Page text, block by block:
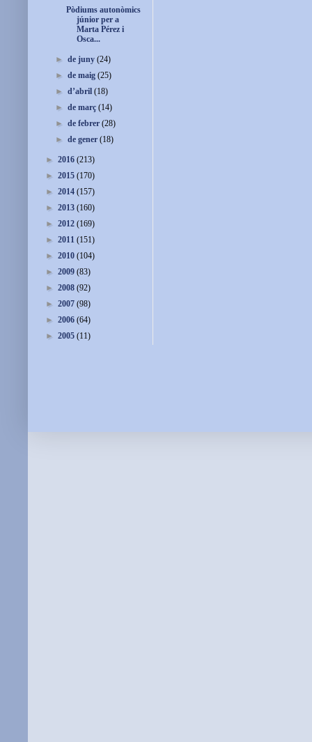
Pòdiums autonòmics
júnior per a
Marta Pérez i
Osca...
►de juny(24)
►de maig(25)
►d’abril(18)
►de març(14)
►de febrer(28)
►de gener(18)
► 2016 (213)
► 2015 (170)
► 2014 (157)
► 2013 (160)
► 2012 (169)
► 2011 (151)
► 2010 (104)
► 2009 (83)
► 2008 (92)
► 2007 (98)
► 2006 (64)
► 2005 (11)